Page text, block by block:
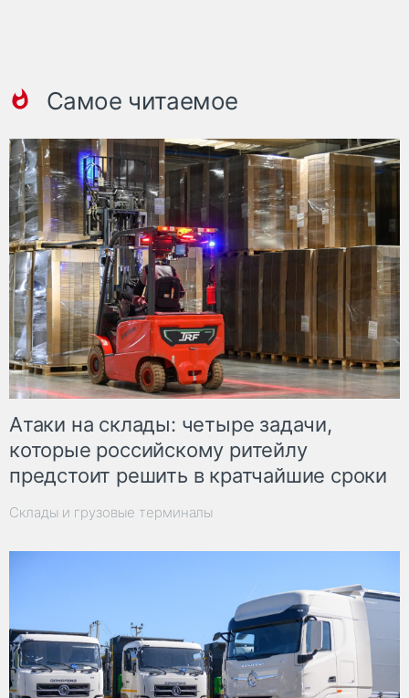
Самое читаемое
Атаки на склады: четыре задачи,
которые российскому ритейлу
предстоит решить в кратчайшие сроки
Склады и грузовые терминалы